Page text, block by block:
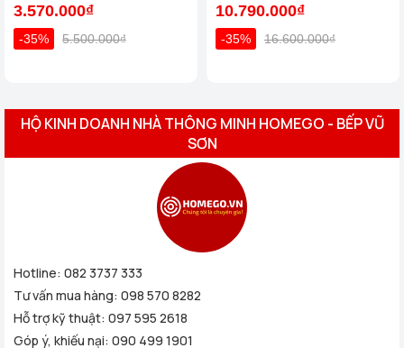
3.570.000₫
-35% 5.500.000₫
10.790.000₫
-35% 16.600.000₫
HỘ KINH DOANH NHÀ THÔNG MINH HOMEGO - BẾP VŨ
SƠN
Hotline: 082 3737 333
Tư vấn mua hàng: 098 570 8282
Hỗ trợ kỹ thuật: 097 595 2618
Góp ý, khiếu nại: 090 499 1901